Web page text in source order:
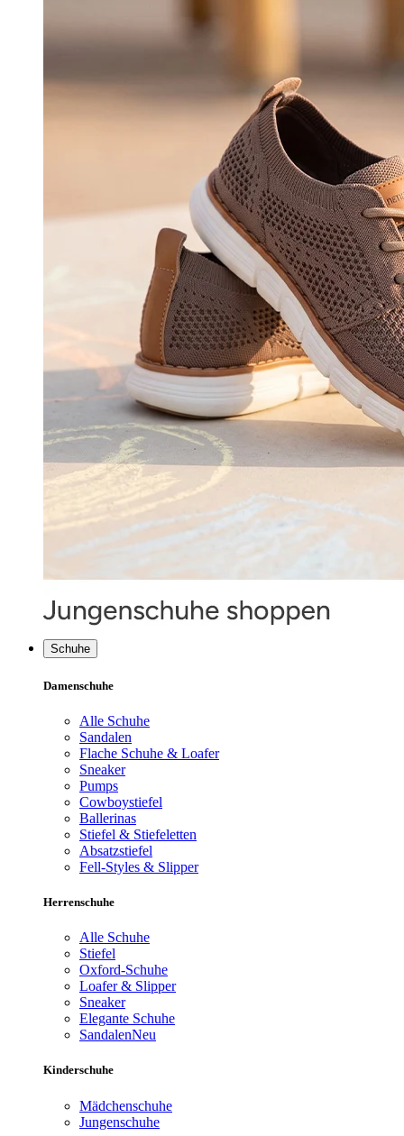
Schuhe
Damenschuhe
Alle Schuhe
Sandalen
Flache Schuhe & Loafer
Sneaker
Pumps
Cowboystiefel
Ballerinas
Stiefel & Stiefeletten
Absatzstiefel
Fell-Styles & Slipper
Herrenschuhe
Alle Schuhe
Stiefel
Oxford-Schuhe
Loafer & Slipper
Sneaker
Elegante Schuhe
SandalenNeu
Kinderschuhe
Mädchenschuhe
Jungenschuhe